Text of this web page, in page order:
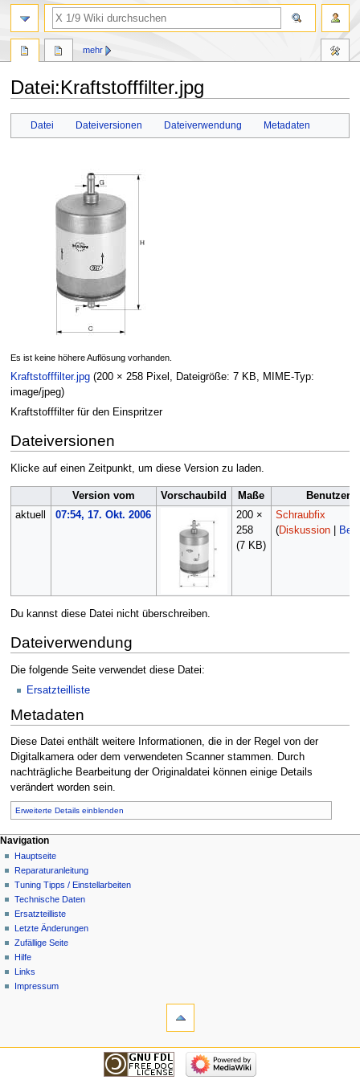
Datei:Kraftstofffilter.jpg
Datei Dateiversionen Dateiverwendung Metadaten
Es ist keine höhere Auflösung vorhanden.
Kraftstofffilter.jpg‎ (200 × 258 Pixel, Dateigröße: 7 KB, MIME-Typ:
image/jpeg)
Kraftstofffilter für den Einspritzer
Dateiversionen
Klicke auf einen Zeitpunkt, um diese Version zu laden.
Version vom Vorschaubild Maße
Benutzer
aktuell
07:54, 17. Okt. 2006
200 ×
258
(7 KB)
Schraubfix
(Diskussion|
Du kannst diese Datei nicht überschreiben.
Dateiverwendung
Die folgende Seite verwendet diese Datei:
Ersatzteilliste
Metadaten
Diese Datei enthält weitere Informationen, die in der Regel von der
Digitalkamera oder dem verwendeten Scanner stammen. Durch
nachträgliche Bearbeitung der Originaldatei können einige Details
verändert worden sein.
Erweiterte Details einblenden
Navigationsmenü
Seitenaktionen
Datei
Diskussion
Lesen
Quelltext
anzeigen
Versionsgeschichte
mehr
Meine Werkzeuge
Anmelden
Benutzerkonto
beantragen
Navigation
Hauptseite
Reparaturanleitung
Tuning Tipps / Einstellarbeiten
Technische Daten
Ersatzteilliste
Letzte Änderungen
Zufällige Seite
Hilfe
Links
Impressum
Suche
Navigation